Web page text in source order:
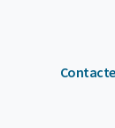
Contacte